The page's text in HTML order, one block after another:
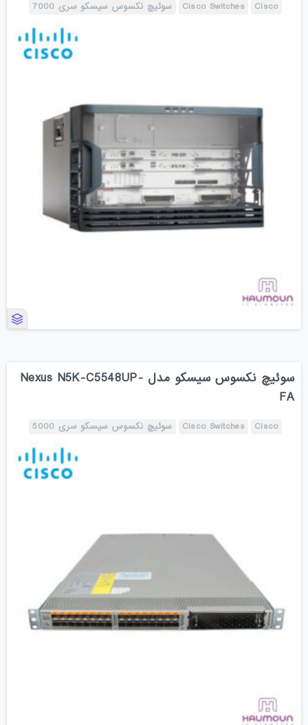
Cisco
Cisco Switches سوئیچ نکسوس سیسکو سری 7000
سوئیچ نکسوس سیسکو مدل Nexus N5K-C5548UP-
FA
Cisco
Cisco Switches سوئیچ نکسوس سیسکو سری 5000